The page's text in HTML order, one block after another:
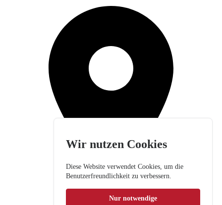
Wir nutzen Cookies
Diese Website verwendet Cookies, um die
Benutzerfreundlichkeit zu verbessern.
Nur notwendige